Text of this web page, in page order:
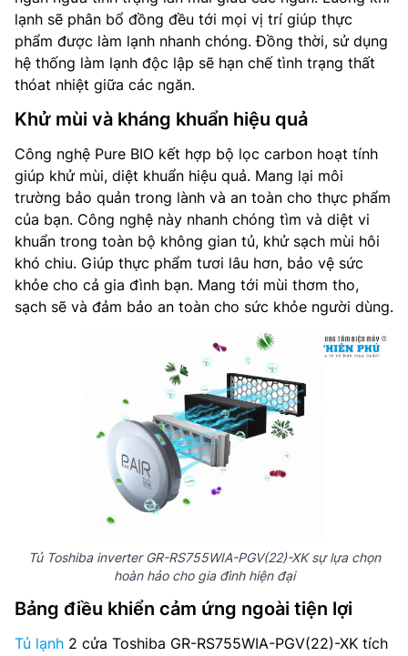
lạnh sẽ phân bổ đồng đều tới mọi vị trí giúp thực
phẩm được làm lạnh nhanh chóng. Đồng thời, sử dụng
hệ thống làm lạnh độc lập sẽ hạn chế tình trạng thất
thóat nhiệt giữa các ngăn.
Khử mùi và kháng khuẩn hiệu quả
Công nghệ Pure BIO kết hợp bộ lọc carbon hoạt tính
giúp khử mùi, diệt khuẩn hiệu quả. Mang lại môi
trường bảo quản trong lành và an toàn cho thực phẩm
của bạn. Công nghệ này nhanh chóng tìm và diệt vi
khuẩn trong toàn bộ không gian tủ, khử sạch mùi hôi
khó chiu. Giúp thực phẩm tươi lâu hơn, bảo vệ sức
khỏe cho cả gia đình bạn. Mang tới mùi thơm tho,
sạch sẽ và đảm bảo an toàn cho sức khỏe người dùng.
Tủ Toshiba inverter GR-RS755WIA-PGV(22)-XK sự lựa chọn
hoàn hảo cho gia đình hiện đại
Bảng điều khiển cảm ứng ngoài tiện lợi
Tủ lạnh 2 cửa Toshiba GR-RS755WIA-PGV(22)-XK tích